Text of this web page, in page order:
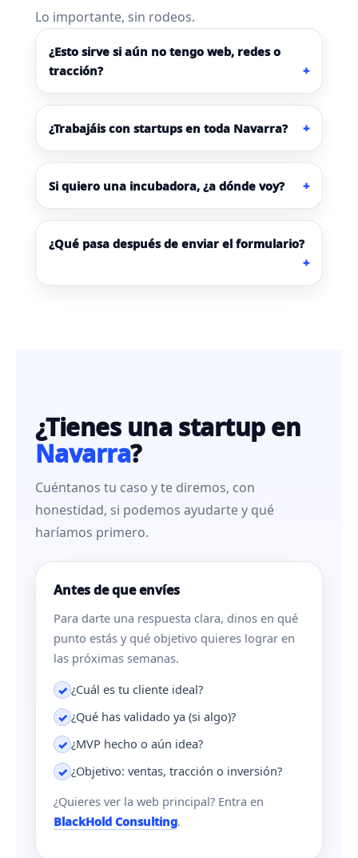
Lo importante, sin rodeos.
¿Esto sirve si aún no tengo web, redes o
tracción?
¿Trabajáis con startups en toda Navarra?
Si quiero una incubadora, ¿a dónde voy?
¿Qué pasa después de enviar el formulario?
¿Tienes una startup en
Navarra?
Cuéntanos tu caso y te diremos, con
honestidad, si podemos ayudarte y qué
haríamos primero.
Antes de que envíes
Para darte una respuesta clara, dinos en qué
punto estás y qué objetivo quieres lograr en
las próximas semanas.
✓ ¿Cuál es tu cliente ideal?
✓ ¿Qué has validado ya (si algo)?
✓ ¿MVP hecho o aún idea?
✓ ¿Objetivo: ventas, tracción o inversión?
¿Quieres ver la web principal? Entra en
BlackHold Consulting.